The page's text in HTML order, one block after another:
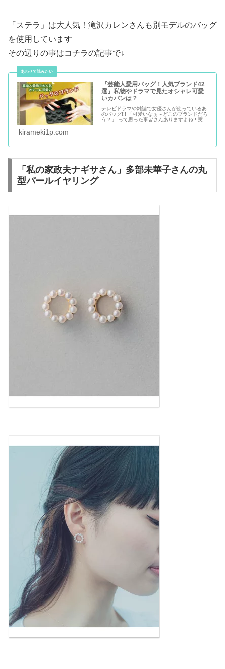
「ステラ」は大人気！滝沢カレンさんも別モデルのバッグ
を使用しています
その辺りの事はコチラの記事で↓
『芸能人愛用バッグ！人気ブランド42
選』私物やドラマで見たオシャレ可愛
いカバンは？
テレビドラマや雑誌で女優さんが使っているあ
のバッグ!!! 「可愛いなぁ～どこのブランドだろ
う？」 って思った事皆さんありますよね!! 実際
kirameki1p.com
「私の家政夫ナギサさん」多部未華子さんの丸
型パールイヤリング